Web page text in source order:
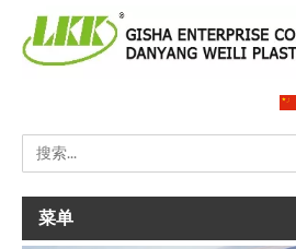
菜单